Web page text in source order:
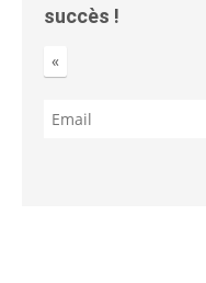
succès !
«